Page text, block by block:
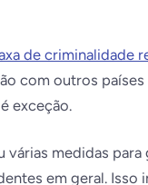
de criminalidade
com outros países
exceção.
várias medidas para
em geral. Isso